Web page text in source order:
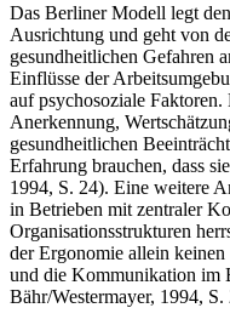
Das Berliner Modell legt
Ausrichtung und geht von
gesundheitlichen Gefahren
Einflüsse der
auf psychosoziale
Anerkennung,
gesundheitlichen
Erfahrung brauchen, dass
1994, S. 24). Eine weitere
in Betrieben mit zentraler
Organisationsstrukturen
der Ergonomie allein
und die Kommunikation im
Bähr/Westermayer, 1994, S.